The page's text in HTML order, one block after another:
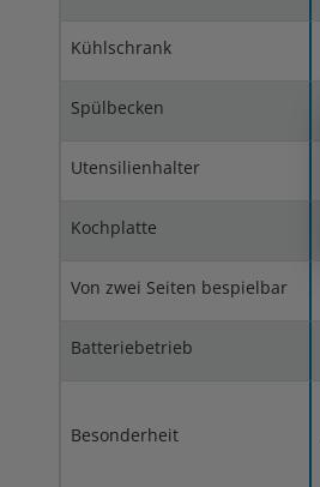
Kühlschrank
Spülbecken
Utensilienhalter
Kochplatte
Von zwei Seiten bespielbar
Batteriebetrieb
Besonderheit